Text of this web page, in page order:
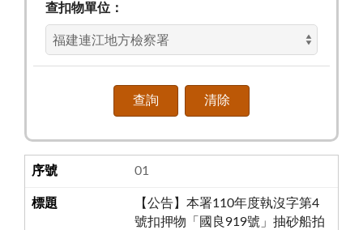
查扣物單位：
01
【公告】本署110年度執沒字第4
號扣押物「國良919號」抽砂船拍